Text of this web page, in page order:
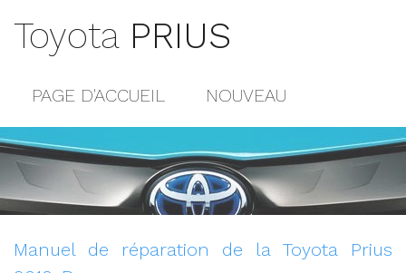
Toyota PRIUS
PAGE D'ACCUEIL NOUVEAU
POPULAIRE
CONTACTS
Manuel de réparation de la Toyota Prius